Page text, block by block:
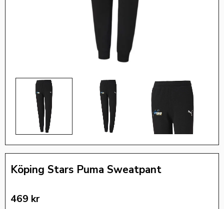
Köping Stars Puma Sweatpant
469 kr